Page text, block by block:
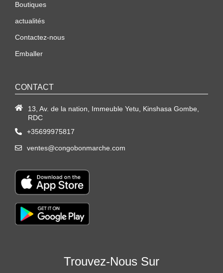
Boutiques
actualités
Contactez-nous
Emballer
CONTACT
13, Av. de la nation, Immeuble Yetu, Kinshasa Gombe,
RDC
+35699975817
ventes@congobonmarche.com
Trouvez-Nous Sur